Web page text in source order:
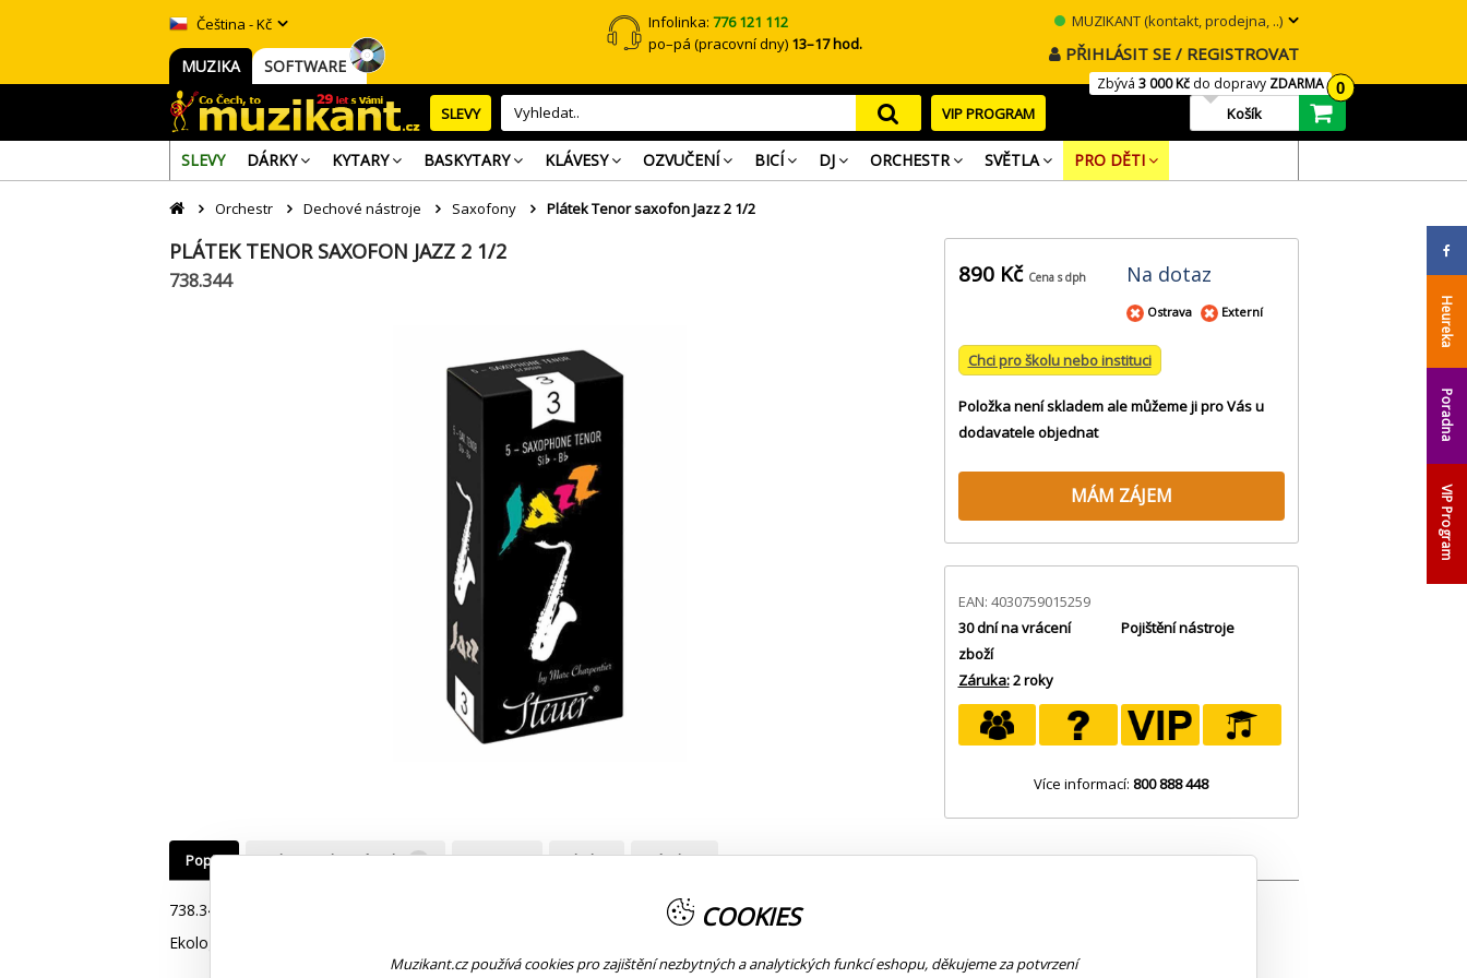
Infolinka:776 121 112
po–pá (pracovní dny) 13–17 hod.
Čeština - Kč MUZIKANT (kontakt, prodejna, ..)
MUZIKA SOFTWARE
PŘIHLÁSIT SE / REGISTROVAT
SLEVY VIP PROGRAM
Zbývá 3 000 Kčdo dopravy ZDARMA 0
Košík
SLEVY DÁRKY KYTARY BASKYTARY KLÁVESY OZVUČENÍ BICÍ DJ ORCHESTR SVĚTLA PRO DĚTI
Heureka
Poradna
VIP Program
Orchestr Dechové nástroje Saxofony Plátek Tenor saxofon Jazz 2 1/2
PLÁTEK TENOR SAXOFON JAZZ 2 1/2
738.344 890 Kč Cena s dph Na dotaz
Ostrava Externí
Chci pro školu nebo instituci
Položka není skladem ale můžeme ji pro Vás u
dodavatele objednat
MÁM ZÁJEM
EAN: 4030759015259
30 dní na vrácení
zboží
Záruka:2 roky
Pojištění nástroje
Více informací: 800 888 448
Popis Videa, zvuky, návody 0 Doprava Platba Výrobce
738.344
Ekologické dřevo z Francie;Minimální vibrace na hranách;Velice lehký ozev a bohatá barva;Designed: Marc Charpentier;Po 5ks;
COOKIES
Muzikant.cz používá cookies pro zajištění nezbytných a analytických funkcí eshopu, děkujeme za potvrzení